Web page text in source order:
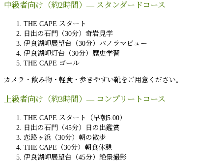
中級者向け（約2時間）— スタンダードコース
THE CAPE スタート
日出の石門（30分）奇岩見学
伊良湖岬展望台（30分）パノラマビュー
伊良湖岬灯台（30分）歴史学習
THE CAPE ゴール
カメラ・飲み物・軽食・歩きやすい靴をご用意ください。
上級者向け（約3時間）— コンプリートコース
THE CAPE スタート（早朝5:00）
日出の石門（45分）日の出鑑賞
恋路ヶ浜（30分）朝の散歩
THE CAPE（30分）朝食休憩
伊良湖岬展望台（45分）絶景撮影